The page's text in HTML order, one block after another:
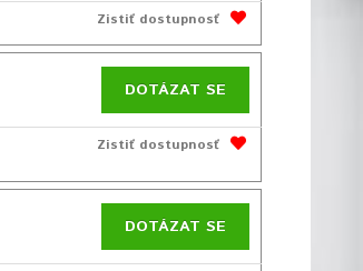
Zistiť dostupnosť
DOTÁZAT SE
Zistiť dostupnosť
DOTÁZAT SE